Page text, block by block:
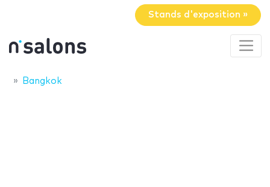
Stands d'exposition »
Bangkok